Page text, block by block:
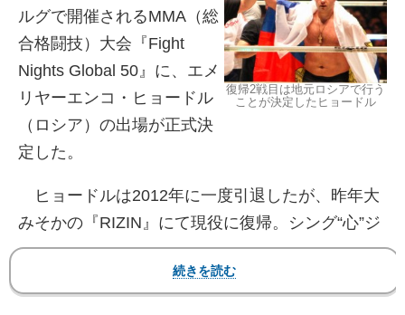
復帰2戦目は地元ロシアで行う
ことが決定したヒョードル
ルグで開催されるMMA（総
合格闘技）大会『Fight
Nights Global 50』に、エメ
リヤーエンコ・ヒョードル
（ロシア）の出場が正式決
定した。
ヒョードルは2012年に一度引退したが、昨年大
みそかの『RIZIN』にて現役に復帰。シング“心”ジ
ャディブにTKO勝ちして復活を果たしている。